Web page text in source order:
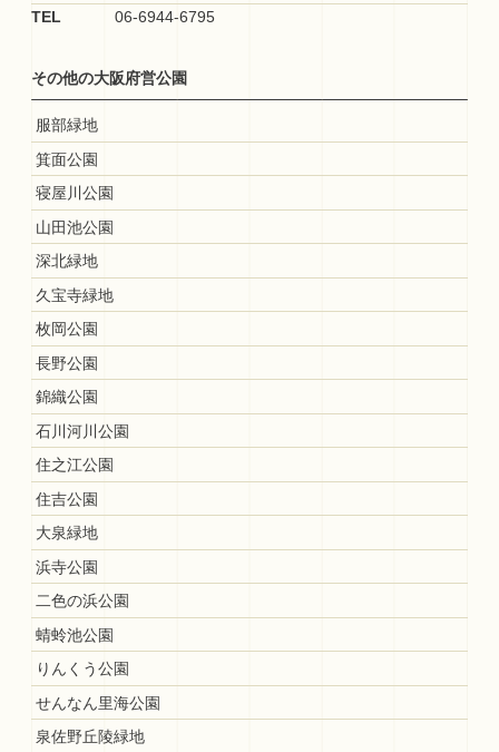
TEL
06-6944-6795
その他の大阪府営公園
服部緑地
箕面公園
寝屋川公園
山田池公園
深北緑地
久宝寺緑地
枚岡公園
長野公園
錦織公園
石川河川公園
住之江公園
住吉公園
大泉緑地
浜寺公園
二色の浜公園
蜻蛉池公園
りんくう公園
せんなん里海公園
泉佐野丘陵緑地